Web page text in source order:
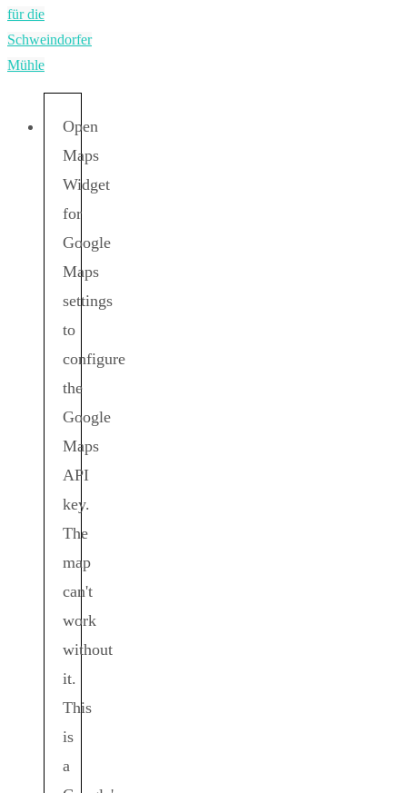
für die
Schweindorfer
Mühle
Open
Maps
Widget
for
Google
Maps
settings
to
configure
the
Google
Maps
API
key.
The
map
can't
work
without
it.
This
is
a